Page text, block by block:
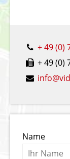
+ 49 (0)
+ 49 (0)
Name